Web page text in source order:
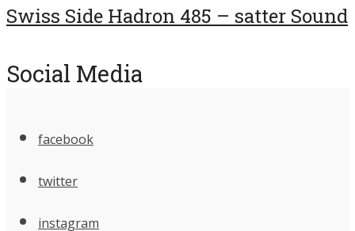
Swiss Side Hadron 485 – satter Sound
Social Media
facebook
twitter
instagram